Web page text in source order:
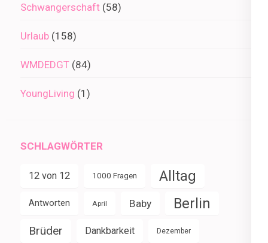
Schwangerschaft (58)
Urlaub (158)
WMDEDGT (84)
YoungLiving (1)
SCHLAGWÖRTER
12 von 12 1000 Fragen Alltag
Antworten April Baby Berlin
Brüder Dankbarkeit Dezember